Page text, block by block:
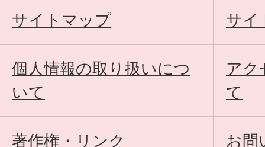
サイトマップ サイ
個人情報の取り扱いにつ
いて
アク
て
著作権・リンク お問